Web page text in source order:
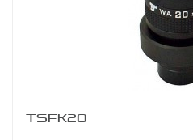
TSFK20